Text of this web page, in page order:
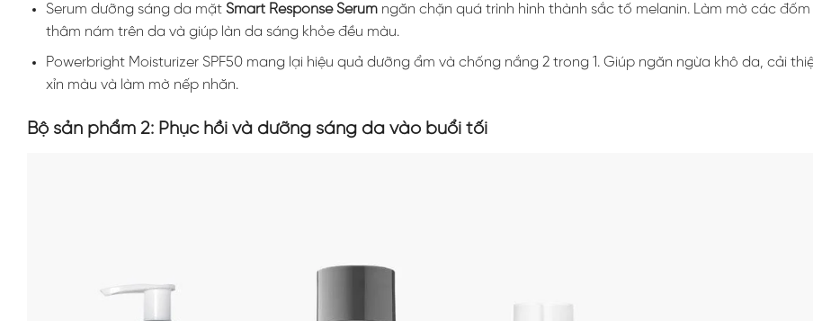
Serum dưỡng sáng da mặt Smart Response Serumngăn chặn quá trình hình thành sắc tố melanin. Làm mờ các đốm
thâm nám trên da và giúp làn da sáng khỏe đều màu.
Powerbright Moisturizer SPF50 mang lại hiệu quả dưỡng ẩm và chống nắng 2 trong 1. Giúp ngăn ngừa khô da, cải
xỉn màu và làm mờ nếp nhăn.
Bộ sản phẩm 2: Phục hồi và dưỡng sáng da vào buổi tối